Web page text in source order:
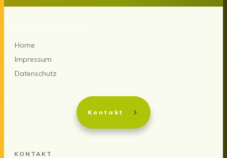
Home
Impressum
Datenschutz
Kontakt
KONTAKT